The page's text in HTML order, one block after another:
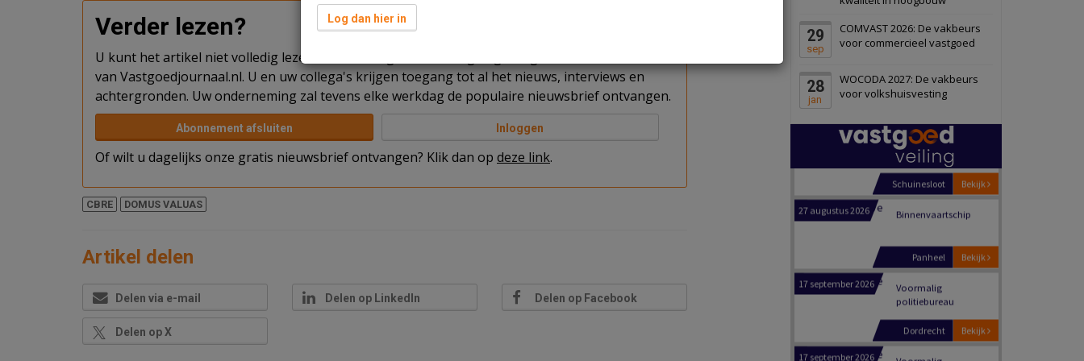
Verder lezen?
U kunt het artikel niet volledig lezen omdat u nog niet bent ingelogd. Log in of word abonnee
van Vastgoedjournaal.nl. U en uw collega's krijgen toegang tot al het nieuws, interviews en
achtergronden. Uw onderneming zal tevens elke werkdag de populaire nieuwsbrief ontvangen.
Abonnement afsluiten Inloggen
Of wilt u dagelijks onze gratis nieuwsbrief ontvangen? Klik dan op deze link.
CBRE DOMUS VALUAS
Artikel delen
Delen via e-mail Delen op LinkedIn Delen op Facebook
Delen op X
29
sep
COMVAST 2026: De vakbeurs
voor commercieel vastgoed
28
jan
WOCODA 2027: De vakbeurs
voor volkshuisvesting
Schiedam
22 september 2026 Attractiepark
Bekijk
Oranje
28 september 2026
bedrijventerrein
Schuinesloot
Binnenvaartschip
Voormalig
Dordrecht
Voormalig
Log dan hier in